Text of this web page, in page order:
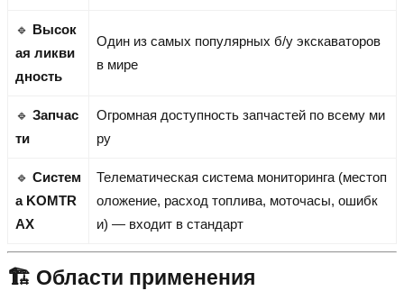
🔹 Высок
ая ликви
дность
Один из самых популярных б/у экскаваторов
в мире
🔹 Запчас
ти
Огромная доступность запчастей по всему ми
ру
🔹 Систем
а KOMTR
AX
Телематическая система мониторинга (местоп
оложение, расход топлива, моточасы, ошибк
и) — входит в стандарт
🏗️ Области применения